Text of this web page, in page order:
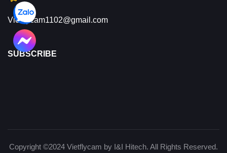
Vietflycam1102@gmail.com
SUBSCRIBE
Copyright ©2024 Vietflycam by I&I Hitech. All Rights Reserved.